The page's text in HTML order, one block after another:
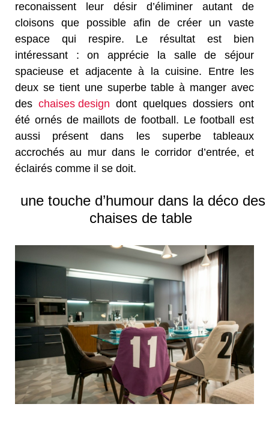
reconaissent leur désir d’éliminer autant de
cloisons que possible afin de créer un vaste
espace qui respire. Le résultat est bien
intéressant : on apprécie la salle de séjour
spacieuse et adjacente à la cuisine. Entre les
deux se tient une superbe table à manger avec
des chaises design dont quelques dossiers ont
été ornés de maillots de football. Le football est
aussi présent dans les superbe tableaux
accrochés au mur dans le corridor d’entrée, et
éclairés comme il se doit.
une touche d’humour dans la déco des
chaises de table